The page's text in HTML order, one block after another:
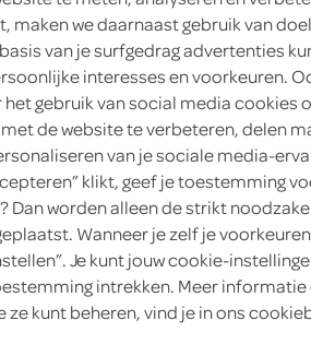
1.
39
75 Gram
in winkelmand
Let op: aanbiedingen zijn
verwerkt in de
maken we daarnaast gebruik van
van je surfgedrag advertenties
interesses en voorkeuren.
gebruik van social media cookies
de website te verbeteren, delen
van je sociale media-
klikt, geef je toestemming
Dan worden alleen de strikt
Wanneer je zelf je
Je kunt jouw cookie-
intrekken. Meer
ze kunt beheren, vind je in ons